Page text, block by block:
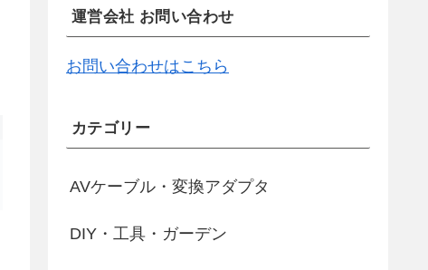
運営会社 お問い合わせ
お問い合わせはこちら
カテゴリー
AVケーブル・変換アダプタ
DIY・工具・ガーデン